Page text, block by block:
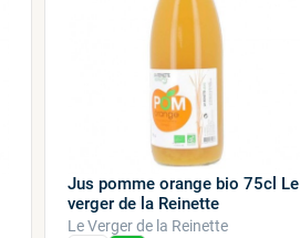
Jus pomme orange bio 75cl Le
verger de la Reinette
Le Verger de la Reinette